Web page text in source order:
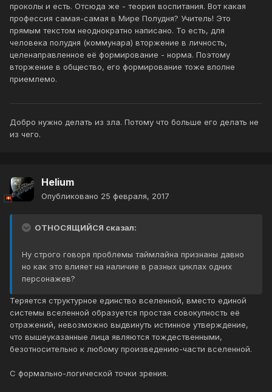
проколы и есть. Отсюда же - теория воспитания. Вот какая
профессия самая-самая в Мире Полудня? Учитель! Это
прямым текстом неоднократно написано. То есть, для
человека полудня (коммунара) вторжение в личность,
целенаправленное её формирование - норма. Поэтому
вторжение в общество, его формирование тоже вполне
приемлемо.
Добро нужно делать из зла. Потому что больше его делать не
из чего.
Helium
Опубликовано 25 февраля, 2017
ОТНОСЯЩИЙСЯ сказал:
Ну строго говоря проблемы таймлайна признаны давно
но как это влияет на наличие в разных циклах одних
персонажев?
Теряется структурное единство вселенной, вместо единой
системы вселенной образуется простая совокупность её
отражений, невозможно выдвинуть истинное утверждение,
что вышеуказанные лица являются тождественными,
безотносительно к любому произведению-части вселенной.
С формально-логической точки зрения.